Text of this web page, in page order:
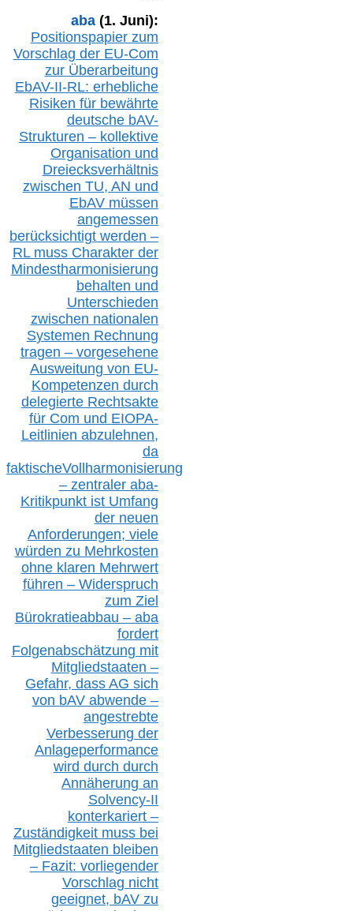
aba(1. Juni):
Positionspapier zum
Vorschlag der EU-Com
zur Überarbeitung
EbAV-II-RL: erhebliche
Risiken für bewährte
deutsche bAV-
Strukturen – kollektive
Organisation und
Dreiecksverhältnis
zwischen TU, AN und
EbAV müssen
angemessen
berücksichtigt werden –
RL mussCharakter der
Mindestharmonisierung
behalten und
Unterschieden
zwischen nationalen
Systemen Rechnung
tragen – vorgesehene
Ausweitung von EU-
Kompetenzen durch
delegierte Rechtsakte
für Com und EIOPA-
Leitlinien abzulehnen,
da
faktischeVollharmonisierung
– zentraler aba-
Kritikpunkt ist Umfang
der neuen
Anforderungen; viele
würden zu Mehrkosten
ohne klaren Mehrwert
führen – Widerspruch
zum Ziel
Bürokratieabbau – aba
fordert
Folgenabschätzung mit
Mitgliedstaaten –
Gefahr, dass AG sich
von bAV abwende –
angestrebte
Verbesserung der
Anlageperformance
wird durch durch
Annäherung an
Solvency-II
konterkariert –
Zuständigkeit muss bei
Mitgliedstaaten bleiben
– Fazit: vorliegender
Vorschlag nicht
geeignet, bAVzu